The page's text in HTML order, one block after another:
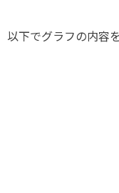
以下でグラフの内容